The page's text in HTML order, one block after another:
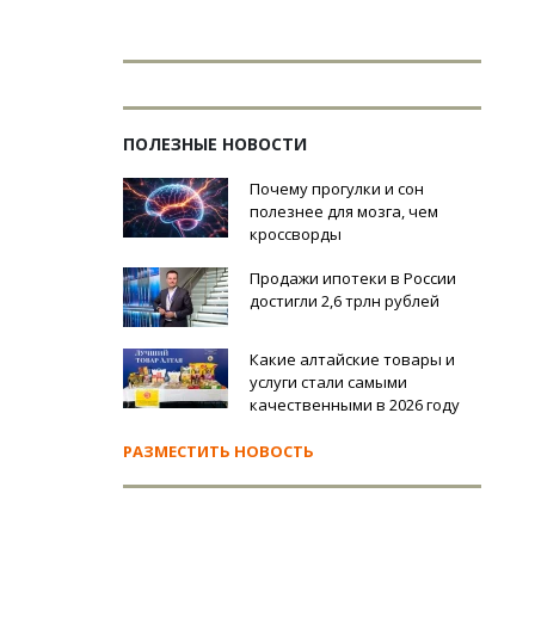
ПОЛЕЗНЫЕ НОВОСТИ
Почему прогулки и сон
полезнее для мозга, чем
кроссворды
Продажи ипотеки в России
достигли 2,6 трлн рублей
Какие алтайские товары и
услуги стали самыми
качественными в 2026 году
РАЗМЕСТИТЬ НОВОСТЬ